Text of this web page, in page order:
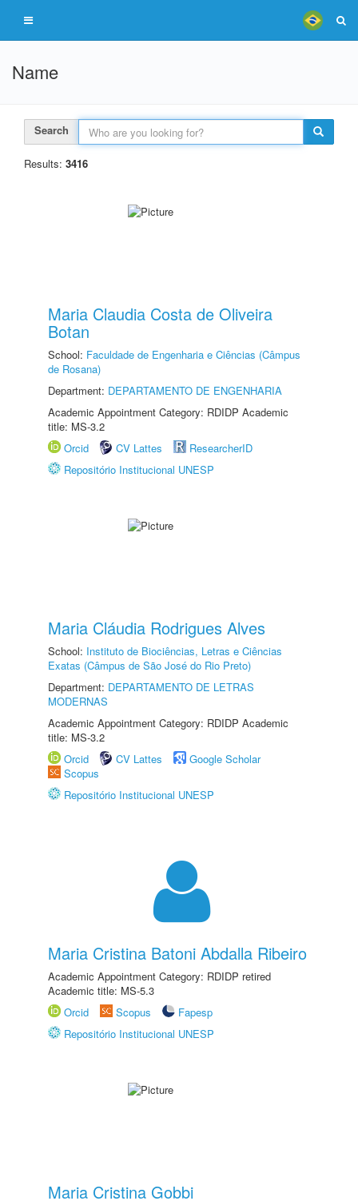
Name
Search
Results: 3416
Maria Claudia Costa de Oliveira
Botan
School: Faculdade de Engenharia e Ciências (Câmpus
de Rosana)
Department: DEPARTAMENTO DE ENGENHARIA
Academic Appointment Category: RDIDP Academic
title: MS-3.2
Orcid
CV Lattes
ResearcherID
Repositório Institucional UNESP
Maria Cláudia Rodrigues Alves
School: Instituto de Biociências, Letras e Ciências
Exatas (Câmpus de São José do Rio Preto)
Department: DEPARTAMENTO DE LETRAS
MODERNAS
Academic Appointment Category: RDIDP Academic
title: MS-3.2
Orcid
CV Lattes
Google Scholar
Scopus
Repositório Institucional UNESP
Maria Cristina Batoni Abdalla Ribeiro
Academic Appointment Category: RDIDP retired
Academic title: MS-5.3
Orcid
Scopus
Fapesp
Repositório Institucional UNESP
Maria Cristina Gobbi